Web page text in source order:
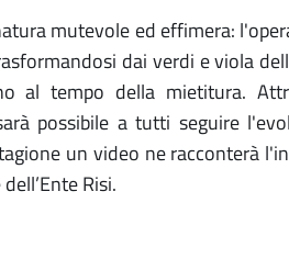
mutevole ed effimera:
dai verdi e viola
al tempo della mietitura.
possibile a tutti seguire
un video ne racconterà
Risi.